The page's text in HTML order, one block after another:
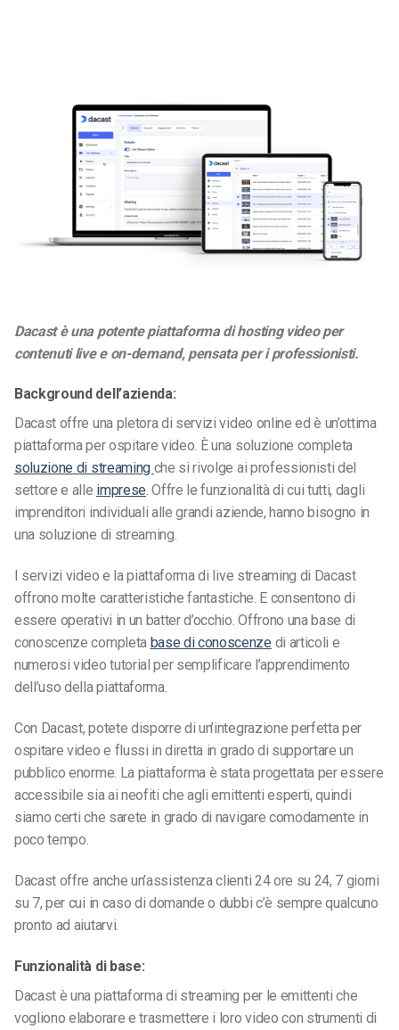
Dacast è una potente piattaforma di hosting video per
contenuti live e on-demand, pensata per i professionisti.
Background dell’azienda:
Dacast offre una pletora di servizi video online ed è un’ottima
piattaforma per ospitare video. È una soluzione completa
soluzione di streaming che si rivolge ai professionisti del
settore e alle imprese. Offre le funzionalità di cui tutti, dagli
imprenditori individuali alle grandi aziende, hanno bisogno in
una soluzione di streaming.
I servizi video e la piattaforma di live streaming di Dacast
offrono molte caratteristiche fantastiche. E consentono di
essere operativi in un batter d’occhio.Offrono una base di
conoscenze completa base di conoscenze di articoli e
numerosi video tutorial per semplificare l’apprendimento
dell’uso della piattaforma.
Con Dacast, potete disporre di un’integrazione perfetta per
ospitare video e flussi in diretta in grado di supportare un
pubblico enorme. La piattaforma è stata progettata per essere
accessibile sia ai neofiti che agli emittenti esperti, quindi
siamo certi che sarete in grado di navigare comodamente in
poco tempo.
Dacast offre anche un’assistenza clienti 24 ore su 24, 7 giorni
su 7, per cui in caso di domande o dubbi c’è sempre qualcuno
pronto ad aiutarvi.
Funzionalità di base:
Dacast è una piattaforma di streaming per le emittenti che
vogliono elaborare e trasmettere i loro video con strumenti di